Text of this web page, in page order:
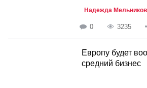
Надежда
0 3235
Европу будет
средний бизнес